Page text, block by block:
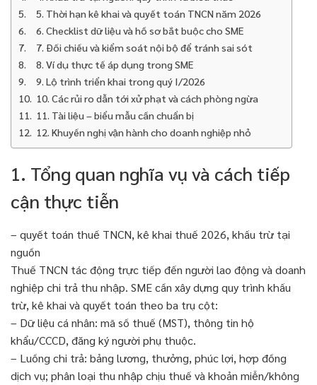
5. Thời hạn kê khai và quyết toán TNCN năm 2026
6. Checklist dữ liệu và hồ sơ bắt buộc cho SME
7. Đối chiếu và kiểm soát nội bộ để tránh sai sót
8. Ví dụ thực tế áp dụng trong SME
9. Lộ trình triển khai trong quý I/2026
10. Các rủi ro dẫn tới xử phạt và cách phòng ngừa
11. Tài liệu – biểu mẫu cần chuẩn bị
12. Khuyến nghị vận hành cho doanh nghiệp nhỏ
1. Tổng quan nghĩa vụ và cách tiếp
cận thực tiễn
– quyết toán thuế TNCN, kê khai thuế 2026, khấu trừ tại
nguồn
Thuế TNCN tác động trực tiếp đến người lao động và doanh
nghiệp chi trả thu nhập. SME cần xây dựng quy trình khấu
trừ, kê khai và quyết toán theo ba trụ cột:
– Dữ liệu cá nhân: mã số thuế (MST), thông tin hộ
khẩu/CCCD, đăng ký người phụ thuộc.
– Luồng chi trả: bảng lương, thưởng, phúc lợi, hợp đồng
dịch vụ; phân loại thu nhập chịu thuế và khoản miễn/không